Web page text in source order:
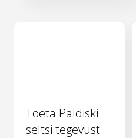
Toeta Paldiski
seltsi tegevust